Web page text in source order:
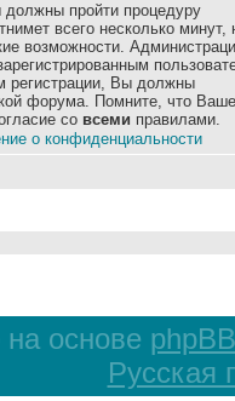
пройти процедуру
всего несколько минут,
возможности.
регистрации, Вы должны
форума. Помните, что Ваше
со всеми правилами.
о конфиденциальности
основе phpBB
Русская